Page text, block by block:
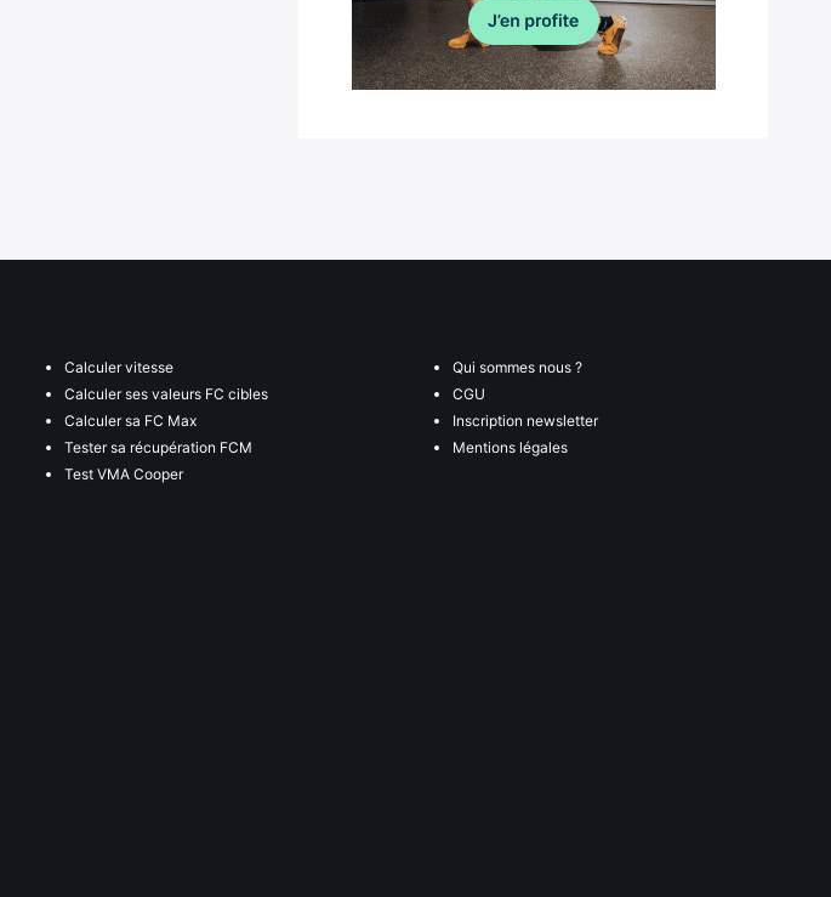
Calculer vitesse
Calculer ses valeurs FC cibles
Calculer sa FC Max
Tester sa récupération FCM
Test VMA Cooper
Qui sommes nous ?
CGU
Inscription newsletter
Mentions légales